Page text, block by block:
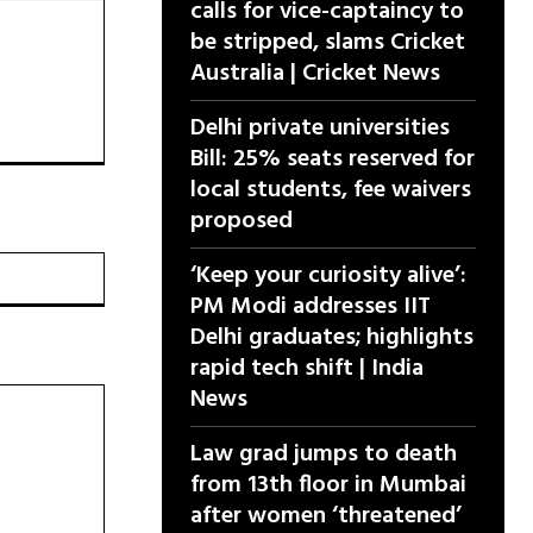
calls for vice-captaincy to
be stripped, slams Cricket
Australia | Cricket News
Delhi private universities
Bill: 25% seats reserved for
local students, fee waivers
proposed
‘Keep your curiosity alive’:
PM Modi addresses IIT
Delhi graduates; highlights
rapid tech shift | India
News
Law grad jumps to death
from 13th floor in Mumbai
after women ‘threatened’